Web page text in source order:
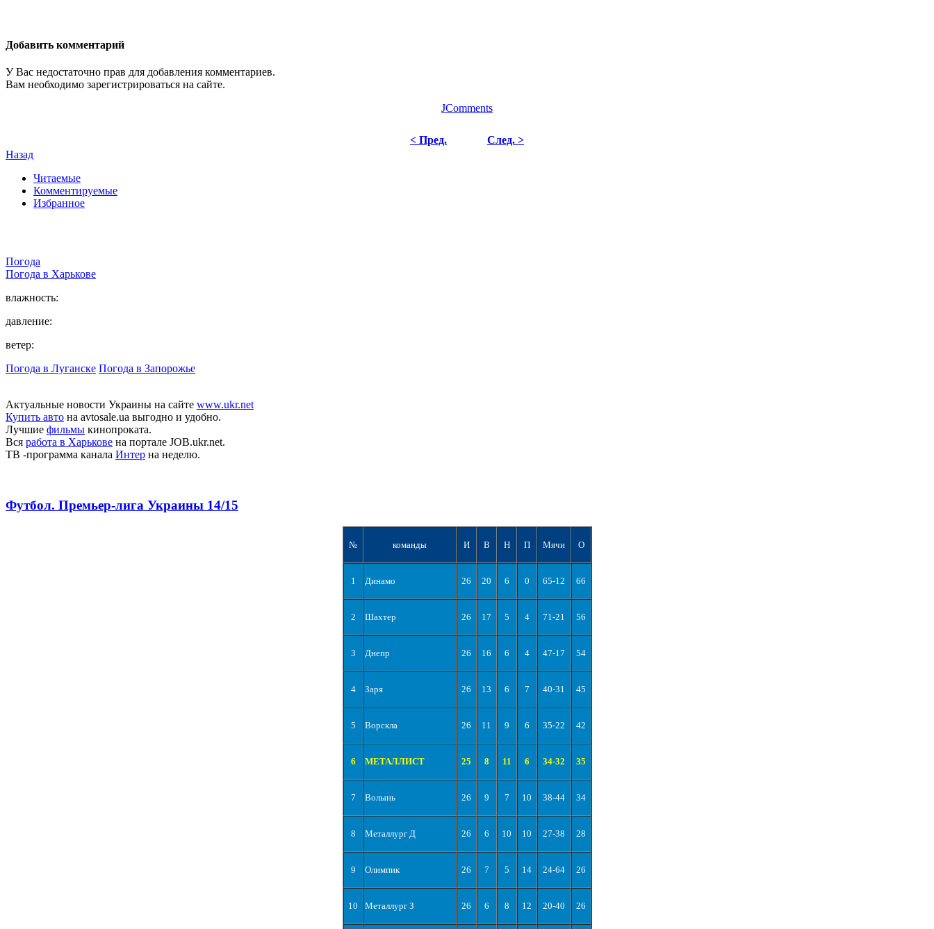
Добавить комментарий
У Вас недостаточно прав для добавления комментариев.
Вам необходимо зарегистрироваться на сайте.
JComments
< Пред.
След. >
Назад
Читаемые
Комментируемые
Избранное
Погода
Погода в Харькове
влажность:
давление:
ветер:
Погода в Луганске Погода в Запорожье
Актуальные новости Украины на сайте www.ukr.net
Купить авто на avtosale.ua выгодно и удобно.
Лучшие фильмы кинопроката.
Вся работа в Харькове на портале JOB.ukr.net.
ТВ -программа канала Интер на неделю.
Футбол. Премьер-лига Украины 14/15
№ команды И В Н П Мячи О
1 Динамо 26 20 6 0 65-12 66
2 Шахтер 26 17 5 4 71-21 56
3 Днепр 26 16 6 4 47-17 54
4 Заря 26 13 6 7 40-31 45
5 Ворскла 26 11 9 6 35-22 42
6 МЕТАЛЛИСТ 25 8 11 6 34-32 35
7 Волынь 26 9 7 10 38-44 34
8 Металлург Д 26 6 10 10 27-38 28
9 Олимпик 26 7 5 14 24-64 26
10 Металлург З 26 6 8 12 20-40 26